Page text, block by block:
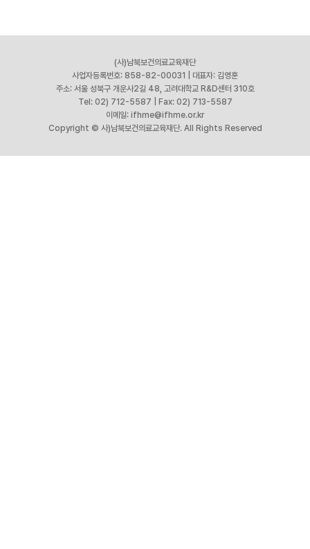
(사)남북보건의료교육재단
사업자등록번호: 858-82-00031
대표자: 김영훈
주소: 서울 성북구 개운사2길 48, 고려대학교 R&D센터 310호
Tel: 02) 712-5587
Fax: 02) 713-5587
이메일: ifhme@ifhme.or.kr
Copyright © 사)남북보건의료교육재단. All Rights Reserved